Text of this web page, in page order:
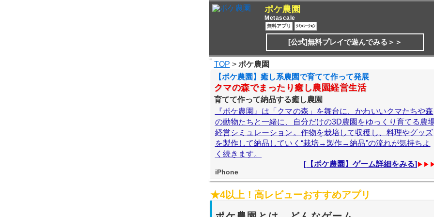
ポケ農園
Metascale
無料アプリ ｼﾐｭﾚｰｼｮﾝ
[公式]無料プレイで遊んでみる＞＞
TOP > ポケ農園
【ポケ農園】癒し系農園で育てて作って発展
クマの森でまったり癒し農園経営生活
育てて作って納品する癒し農園
『ポケ農園』は「クマの森」を舞台に、かわいいクマたちや森
の動物たちと一緒に、自分だけの3D農園をゆっくり育てる農
経営シミュレーション。作物を栽培して収穫し、料理やグッズ
を製作して納品していく“栽培→製作→納品”の流れが気持ちよ
く続きます。
[【ポケ農園】ゲーム詳細をみる]
iPhone
★4以上！高レビューおすすめアプリ